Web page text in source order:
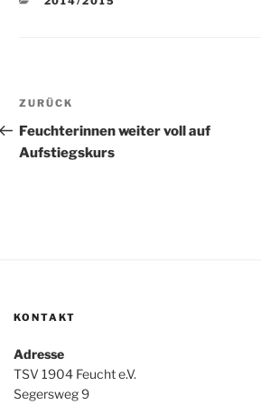
Beitragsnavigation
Vorheriger
Beitrag
ZURÜCK
Feuchterinnen weiter voll auf
Aufstiegskurs
KONTAKT
Adresse
TSV 1904 Feucht e.V.
Segersweg 9